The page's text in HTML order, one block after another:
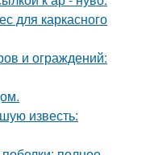
для каркасного
и ограждений:
известь: